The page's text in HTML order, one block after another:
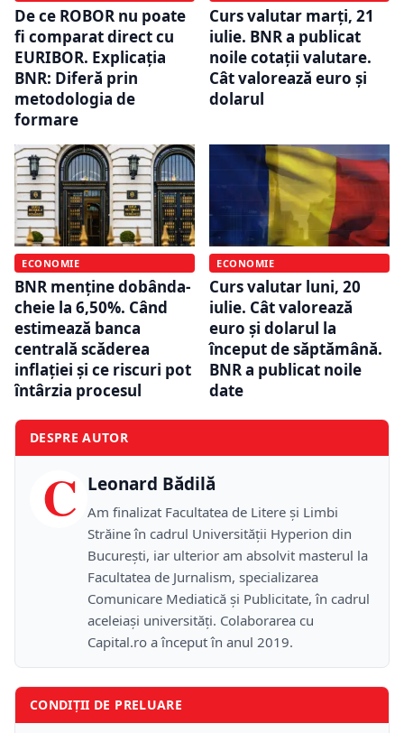
De ce ROBOR nu poate
fi comparat direct cu
EURIBOR. Explicația
BNR: Diferă prin
metodologia de
formare
Curs valutar marți, 21
iulie. BNR a publicat
noile cotații valutare.
Cât valorează euro și
dolarul
ECONOMIE
BNR menține dobânda-
cheie la 6,50%. Când
estimează banca
centrală scăderea
inflației și ce riscuri pot
întârzia procesul
ECONOMIE
Curs valutar luni, 20
iulie. Cât valorează
euro și dolarul la
început de săptămână.
BNR a publicat noile
date
DESPRE AUTOR
C Leonard Bădilă
Am finalizat Facultatea de Litere și Limbi
Străine în cadrul Universității Hyperion din
București, iar ulterior am absolvit masterul la
Facultatea de Jurnalism, specializarea
Comunicare Mediatică și Publicitate, în cadrul
aceleiași universități. Colaborarea cu
Capital.ro a început în anul 2019.
CONDIȚII DE PRELUARE